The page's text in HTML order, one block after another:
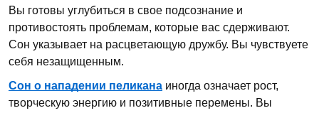
Вы готовы углубиться в свое подсознание и
противостоять проблемам, которые вас сдерживают.
Сон указывает на расцветающую дружбу. Вы чувствуете
себя незащищенным.
Сон о нападении пеликана иногда означает рост,
творческую энергию и позитивные перемены. Вы